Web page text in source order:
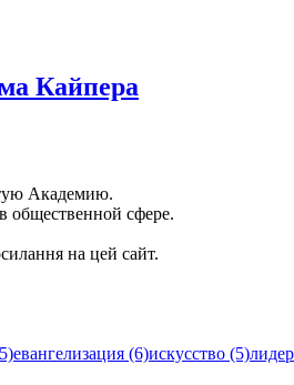
Кайпера
Академию.
общественной сфере.
на цей сайт.
евангелизация (6)искусство (5)